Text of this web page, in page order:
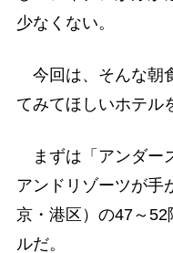
少なくない。
今回は、そんな朝
てみてほしいホテル
まずは「アンダー
アンドリゾーツが手
京・港区）の47～
ルだ。